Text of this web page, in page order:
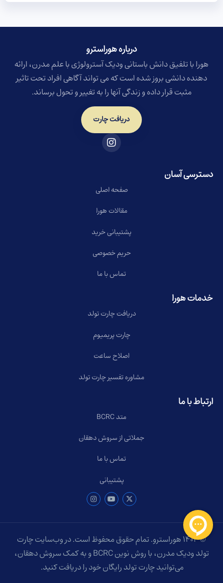
درباره هوراسترو​
هورا با تلفیق دانش باستانی ودیک آسترولوژی با علم مدرن، ارائه
دهنده دانشی بروز شده است که می تواند آگاهی افراد تحت تاثیر
مثبت قرار داده و زندگی آنها را به تغییر و تحول برساند.
دریافت چارت
دسترسی آسان
صفحه اصلی
مقالات هورا
پشتیبانی خرید
حریم خصوصی
تماس با ما
خدمات هورا
دریافت چارت تولد
چارت پریمیوم
اصلاح ساعت
مشاوره تفسیر چارت تولد
ارتباط با ما
متد BCRC
جملاتی از سروش دهقان
تماس با ما
پشتیبانی
© ۱۴۰۴ هوراسترو. تمام حقوق محفوظ است. در وب‌سایت چارت
تولد ودیک مدرن، با روش نوین BCRC و به کمک سروش دهقان،
می‌توانید چارت تولد رایگان خود را دریافت کنید.